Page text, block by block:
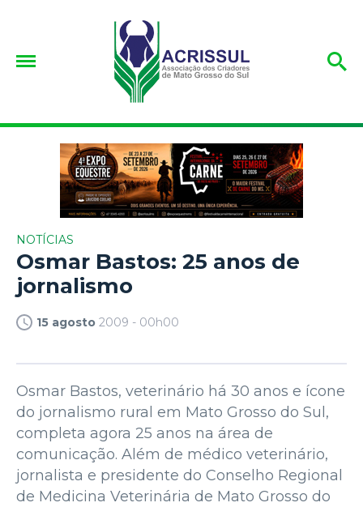
NOTÍCIAS
Osmar Bastos: 25 anos de
jornalismo
15 agosto 2009 - 00h00
Osmar Bastos, veterinário há 30 anos e ícone
do jornalismo rural em Mato Grosso do Sul,
completa agora 25 anos na área de
comunicação. Além de médico veterinário,
jornalista e presidente do Conselho Regional
de Medicina Veterinária de Mato Grosso do